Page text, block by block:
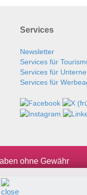
Services
Newsletter
Services für
Services für
Services für
ohne Gewähr